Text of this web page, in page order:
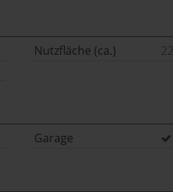
Nutzfläche (ca.)
Garage